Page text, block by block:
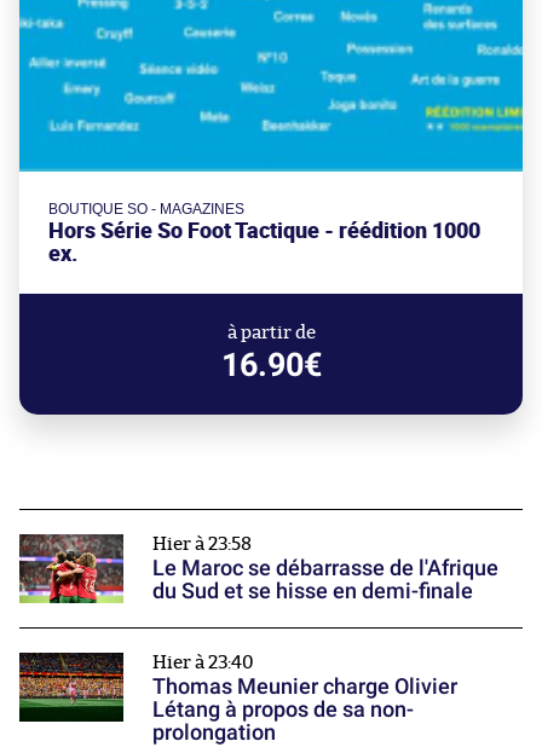
BOUTIQUE SO - MAGAZINES
Hors Série So Foot Tactique - réédition 1000
ex.
à partir de
16.90€
Hier à 23:58
Le Maroc se débarrasse de l'Afrique
du Sud et se hisse en demi-finale
Hier à 23:40
Thomas Meunier charge Olivier
Létang à propos de sa non-
prolongation